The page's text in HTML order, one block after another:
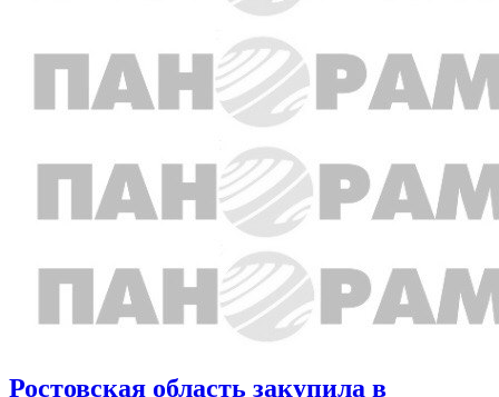
Ростовская область закупила в